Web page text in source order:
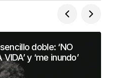
doble: ‘NO
y ‘me inundo’